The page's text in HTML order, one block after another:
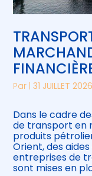
Par |31 JUILLET 2026
Dans le cadre
de transport en
produits
Orient, des
entreprises de
sont mises en